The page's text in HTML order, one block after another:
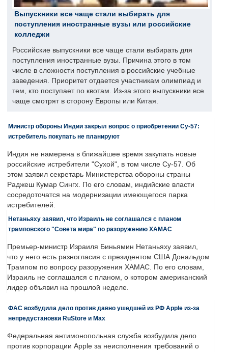
Выпускники все чаще стали выбирать для
поступления иностранные вузы или российские
колледжи
Российские выпускники все чаще стали выбирать для
поступления иностранные вузы. Причина этого в том
числе в сложности поступления в российские учебные
заведения. Приоритет отдается участникам олимпиад и
тем, кто поступает по квотам. Из-за этого выпускники все
чаще смотрят в сторону Европы или Китая.
Министр обороны Индии закрыл вопрос о приобретении Су-57:
истребитель покупать не планируют
Индия не намерена в ближайшее время закупать новые
российские истребители "Сухой", в том числе Су-57. Об
этом заявил секретарь Министерства обороны страны
Раджеш Кумар Сингх. По его словам, индийские власти
сосредоточатся на модернизации имеющегося парка
истребителей.
Нетаньяху заявил, что Израиль не соглашался с планом
трамповского "Совета мира" по разоружению ХАМАС
Премьер-министр Израиля Биньямин Нетаньяху заявил,
что у него есть разногласия с президентом США Дональдом
Трампом по вопросу разоружения ХАМАС. По его словам,
Израиль не соглашался с планом, о котором американский
лидер объявил на прошлой неделе.
ФАС возбудила дело против давно ушедшей из РФ Apple из-за
непредустановки RuStore и Max
Федеральная антимонопольная служба возбудила дело
против корпорации Apple за неисполнения требований о